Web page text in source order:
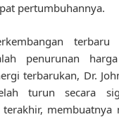
pertumbuhannya.
penurunan
terbarukan, Dr.
turun secara
membuatnya